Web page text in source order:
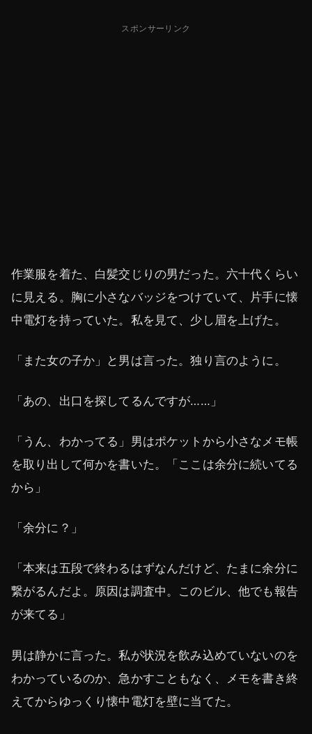
スポンサーリンク
作業服を着た、白髪交じりの男だった。六十代くらい
に見える。胸に小さなバッジをつけていて、片手に懐
中電灯を持っていた。私を見て、少し眉を上げた。
「また女の子か」と男は言った。独り言のように。
「あの、出口を探してるんですが……」
「うん、わかってる」男はポケットから小さなメモ帳
を取り出して何かを書いた。「ここは余分に続いてる
から」
「余分に？」
「本来は五段で終わるはずなんだけど、たまに余分に
繋がるんだよ。原因は調査中。このビル、他でも報告
が来てる」
男は静かに言った。私が状況を飲み込めていないのを
わかっているのか、急かすこともなく、メモを書き終
えてからゆっくり懐中電灯を壁に当てた。